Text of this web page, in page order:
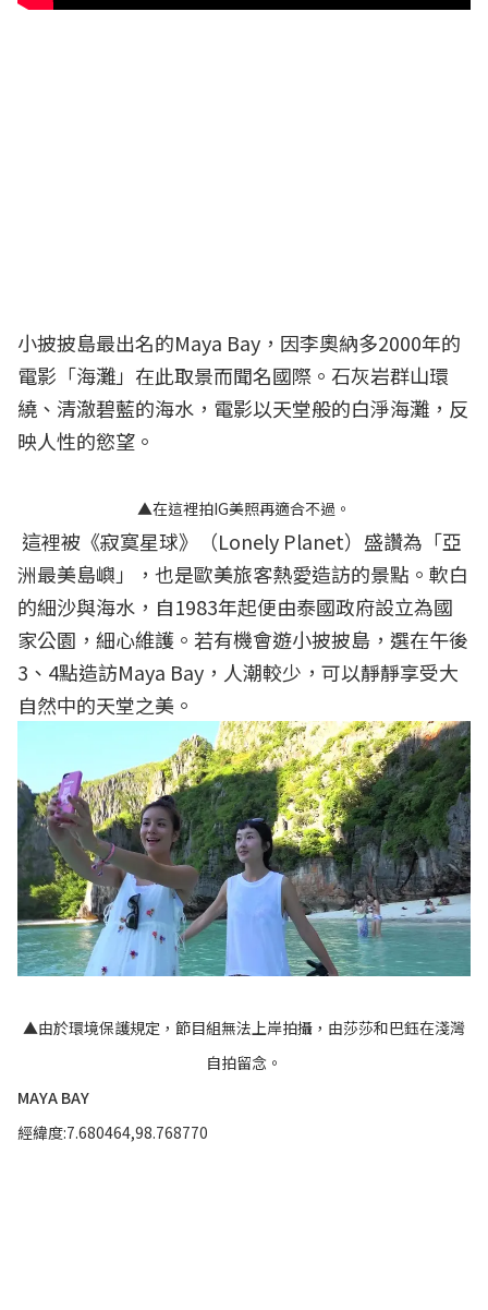
小披披島最出名的Maya Bay，因李奧納多2000年的
電影「海灘」在此取景而聞名國際。石灰岩群山環
繞、清澈碧藍的海水，電影以天堂般的白淨海灘，反
映人性的慾望。
▲在這裡拍IG美照再適合不過。
這裡被《寂寞星球》（Lonely Planet）盛讚為「亞
洲最美島嶼」，也是歐美旅客熱愛造訪的景點。軟白
的細沙與海水，自1983年起便由泰國政府設立為國
家公園，細心維護。若有機會遊小披披島，選在午後
3、4點造訪Maya Bay，人潮較少，可以靜靜享受大
自然中的天堂之美。
▲由於環境保護規定，節目組無法上岸拍攝，由莎莎和巴鈺在淺灣
自拍留念。
MAYA BAY
經緯度:7.680464,98.768770